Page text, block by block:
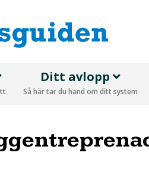
Ditt avlopp
Så här tar du hand om ditt system